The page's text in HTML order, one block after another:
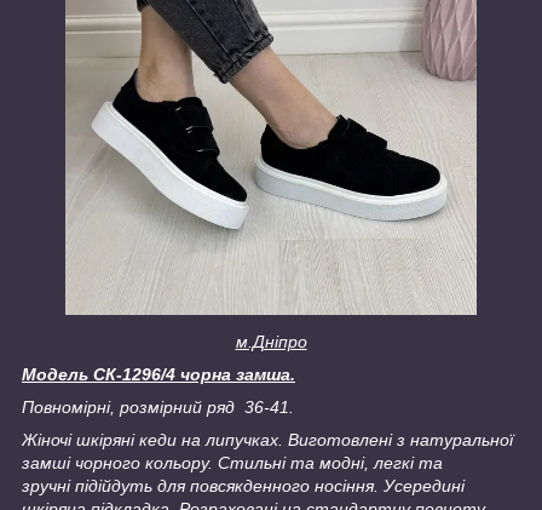
м.Дніпро
Модель СК-1296/4 чорна замша.
Повномірні, розмірний ряд 36-41.
Жіночі шкіряні кеди на липучках. Виготовлені з натуральної
замші чорного кольору. Стильні та модні, легкі та
зручні підійдуть для повсякденного носіння. Усередині